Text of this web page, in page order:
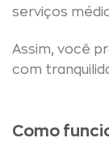
serviços
Assim, você
com
Como